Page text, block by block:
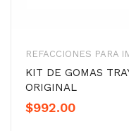
REFACCIONES PARA
KIT DE GOMAS
ORIGINAL
$992.00